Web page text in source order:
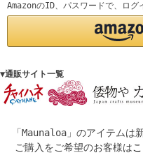
AmazonのID、パスワードで、ログ
▼通販サイト一覧
「Maunaloa」のアイテムは
ご購入をご希望のお客様は